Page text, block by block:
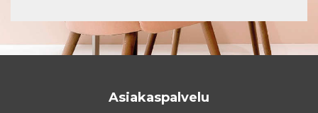
Asiakaspalvelu